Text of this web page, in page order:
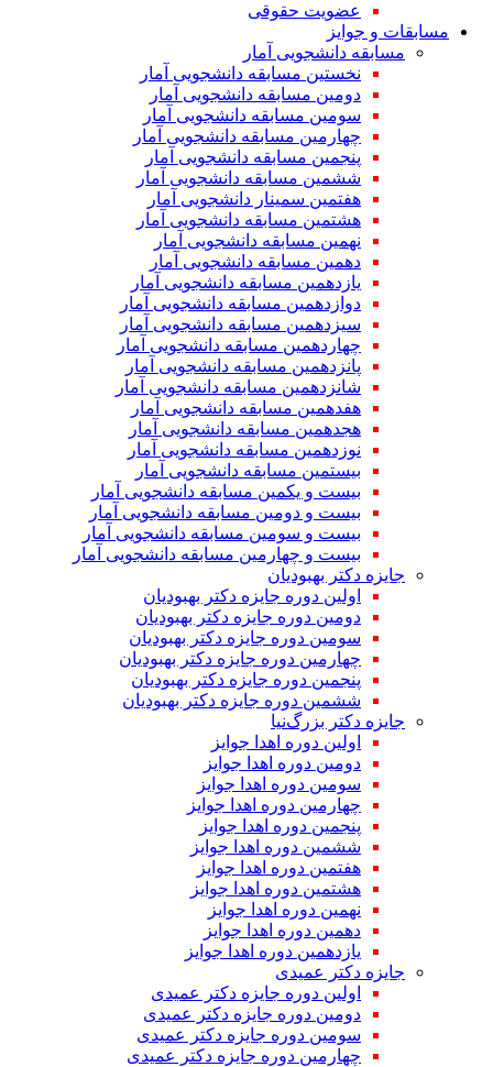
عضویت حقوقی
مسابقات و جوایز
مسابقه دانشجویی آمار
نخستین مسابقه دانشجویی آمار
دومین مسابقه دانشجویی آمار
سومین مسابقه دانشجویی آمار
چهارمین مسابقه دانشجویی آمار
پنجمین مسابقه دانشجویی آمار
ششمین مسابقه دانشجویی آمار
هفتمین سمینار دانشجویی آمار
هشتمین مسابقه دانشجویی آمار
نهمین مسابقه دانشجویی آمار
دهمین مسابقه دانشجویی آمار
یازدهمین مسابقه دانشجویی آمار
دوازدهمین مسابقه دانشجویی آمار
سیزدهمین مسابقه دانشجویی آمار
چهاردهمین مسابقه دانشجویی آمار
پانزدهمین مسابقه دانشجویی آمار
شانزدهمین مسابقه دانشجویی آمار
هفدهمین مسابقه دانشجویی آمار
هجدهمین مسابقه دانشجویی آمار
نوزدهمین مسابقه دانشجویی آمار
بیستمین مسابقه دانشجویی آمار
بیست و یکمین مسابقه دانشجویی آمار
بیست و دومین مسابقه دانشجویی آمار
بیست و سومین مسابقه دانشجویی آمار
بیست و چهارمین مسابقه دانشجویی آمار
جایزه دکتر بهبودیان
اولین دوره جایزه دکتر بهبودیان
دومین دوره جایزه دکتر بهبودیان
سومین دوره جایزه دکتر بهبودیان
چهارمین دوره جایزه دکتر بهبودیان
پنجمین دوره جایزه دکتر بهبودیان
ششمین دوره جایزه دکتر بهبودیان
جایزه دکتر بزرگ‌نیا
اولین دوره اهدا جوایز
دومین دوره اهدا جوایز
سومین دوره اهدا جوایز
چهارمین دوره اهدا جوایز
پنجمین دوره اهدا جوایز
ششمین دوره اهدا جوایز
هفتمین دوره اهدا جوایز
هشتمین دوره اهدا جوایز
نهمین دوره اهدا جوایز
دهمین دوره اهدا جوایز
یازدهمین دوره اهدا جوایز
جایزه دکتر عمیدی
اولین دوره جایزه دکتر عمیدی
دومین دوره جایزه دکتر عمیدی
سومین دوره جایزه دکتر عمیدی
چهارمین دوره جایزه دکتر عمیدی